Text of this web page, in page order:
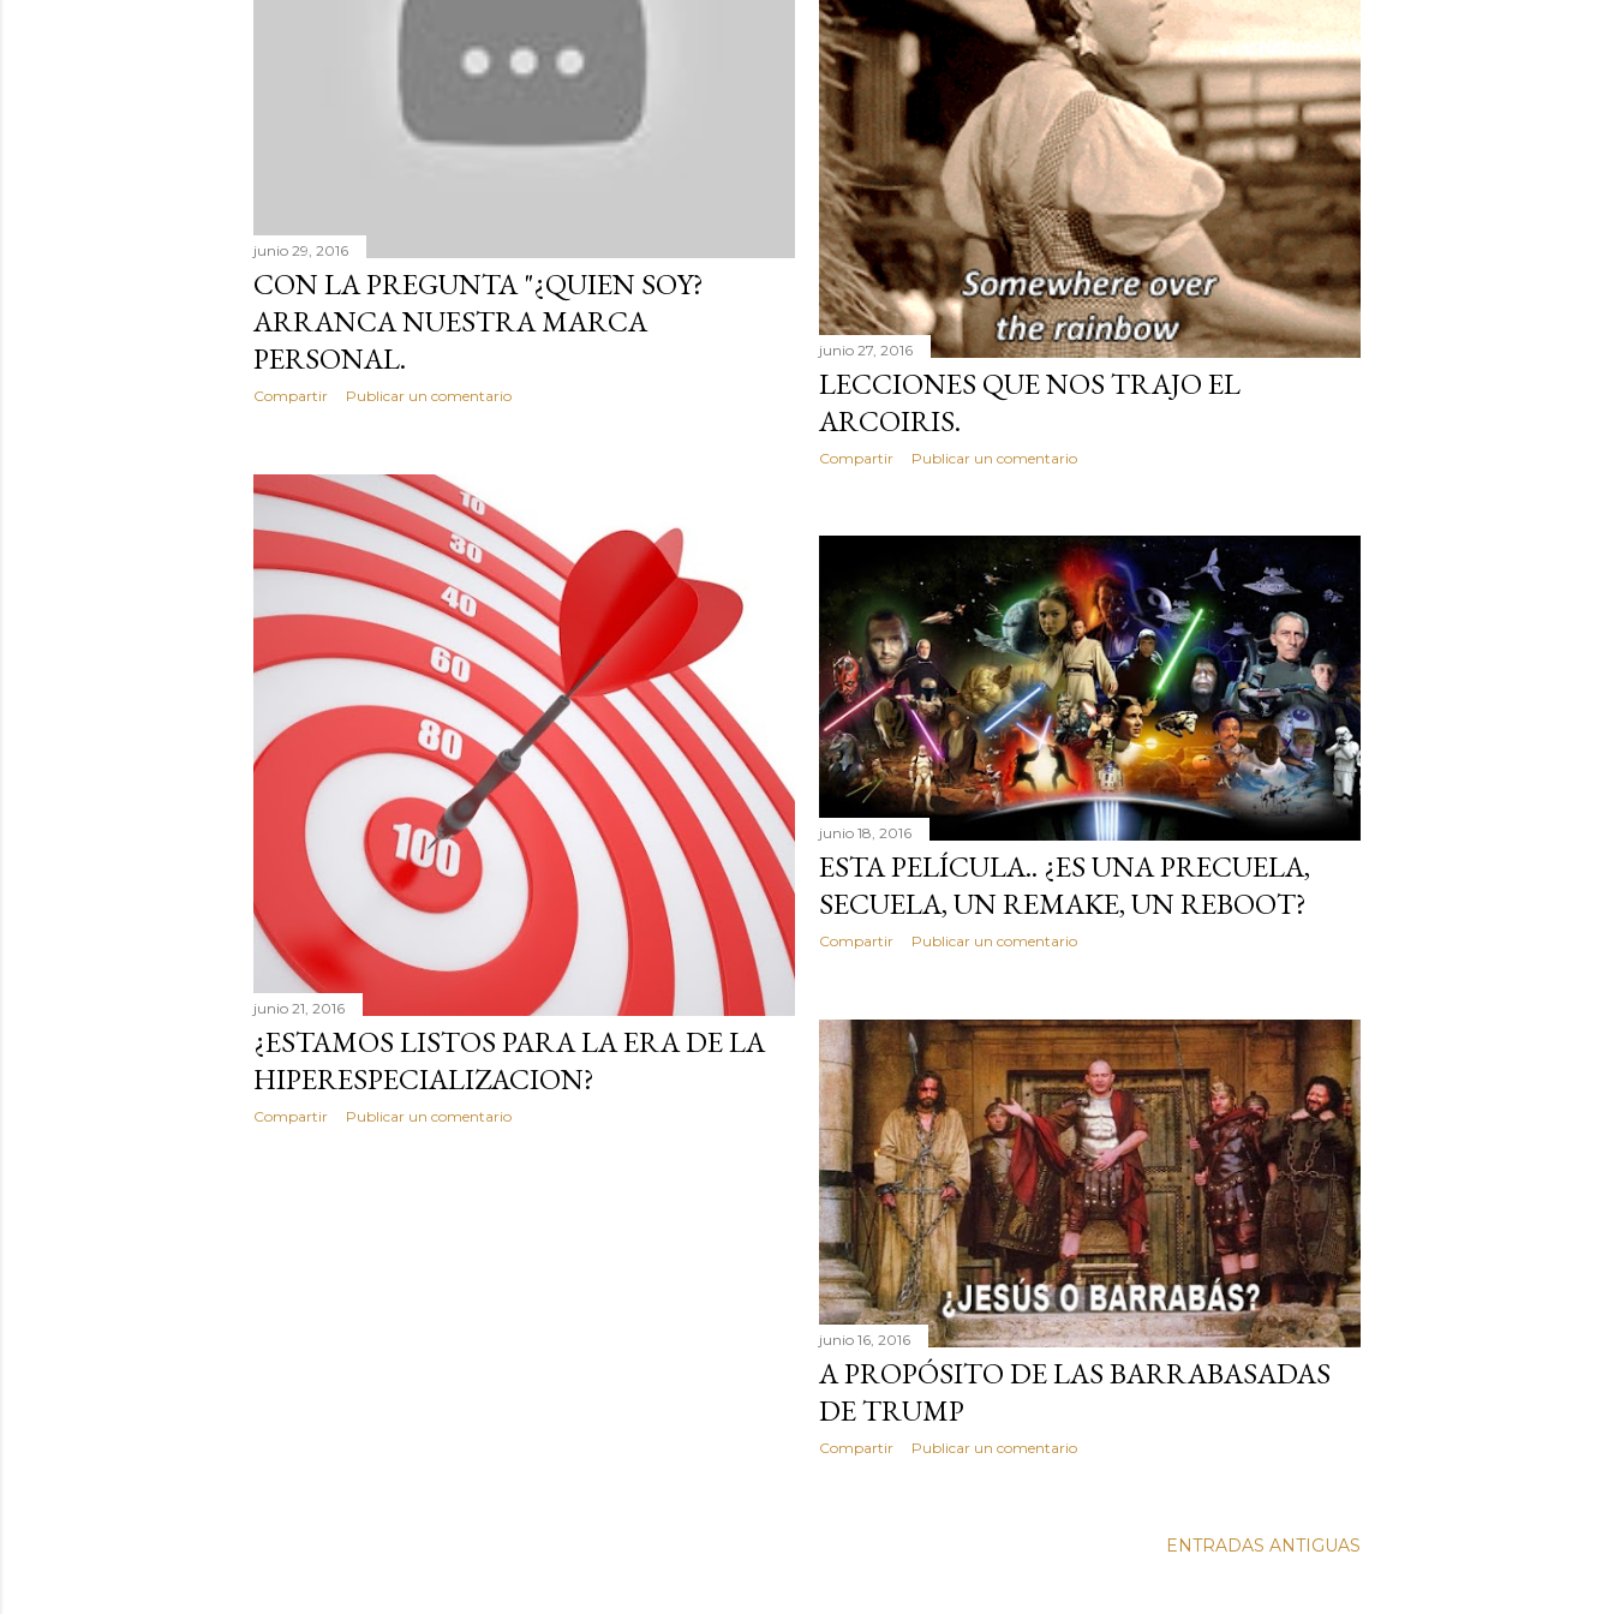
junio 29, 2016
CON LA PREGUNTA "¿QUIEN SOY?
ARRANCA NUESTRA MARCA
PERSONAL.
Compartir Publicar un comentario
junio 27, 2016
LECCIONES QUE NOS TRAJO EL
ARCOIRIS.
Compartir Publicar un comentario
junio 21, 2016
¿ESTAMOS LISTOS PARA LA ERA DE LA
HIPERESPECIALIZACION?
Compartir Publicar un comentario
junio 18, 2016
ESTA PELÍCULA.. ¿ES UNA PRECUELA,
SECUELA, UN REMAKE, UN REBOOT?
Compartir Publicar un comentario
junio 16, 2016
A PROPÓSITO DE LAS BARRABASADAS
DE TRUMP
Compartir Publicar un comentario
ENTRADAS ANTIGUAS